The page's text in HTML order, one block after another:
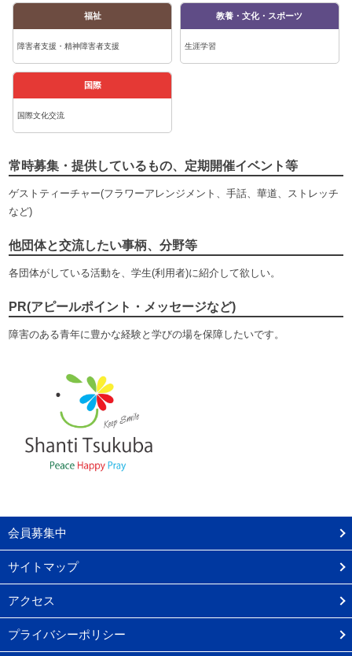
福祉
障害者支援・精神障害者支援
教養・文化・スポーツ
生涯学習
国際
国際文化交流
常時募集・提供しているもの、定期開催イベント等
ゲストティーチャー(フラワーアレンジメント、手話、華道、ストレッチ
など)
他団体と交流したい事柄、分野等
各団体がしている活動を、学生(利用者)に紹介して欲しい。
PR(アピールポイント・メッセージなど)
障害のある青年に豊かな経験と学びの場を保障したいです。
会員募集中
サイトマップ
アクセス
プライバシーポリシー